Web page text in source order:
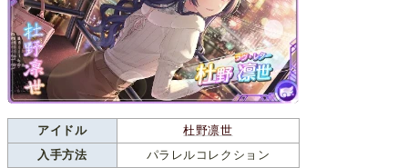
アイドル
杜野凛世
入手方法
パラレルコレクション